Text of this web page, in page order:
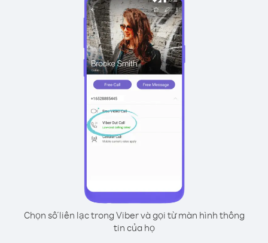
Chọn số liên lạc trong Viber và gọi từ màn hình thông
tin của họ